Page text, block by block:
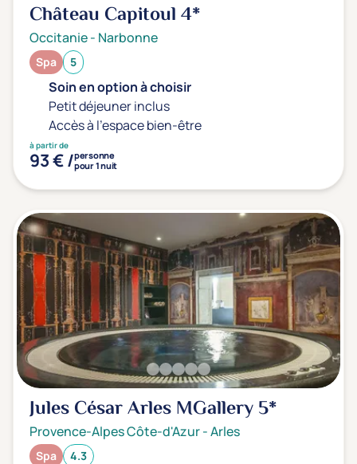
Château Capitoul4*
Occitanie- Narbonne
Spa 5
Soin en option à choisir
Petit déjeuner inclus
Accès à l'espace bien-être
à partir de
93 € /personne
pour 1 nuit
Jules César Arles MGallery5*
Provence-Alpes Côte-d'Azur-Arles
Spa 4.3